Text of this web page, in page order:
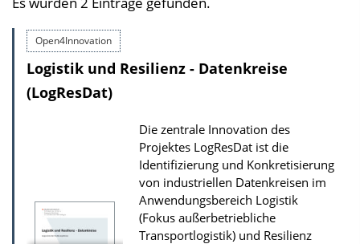
Open4Innovation
Logistik und Resilienz - Datenkreise
(LogResDat)
Die zentrale Innovation des
Projektes LogResDat ist die
Identifizierung und Konkretisierung
von industriellen Datenkreisen im
Anwendungsbereich Logistik
(Fokus außerbetriebliche
Transportlogistik) und Resilienz